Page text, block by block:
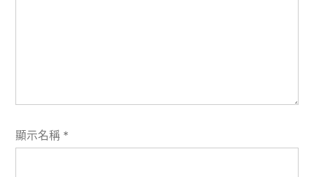
顯示名稱 *